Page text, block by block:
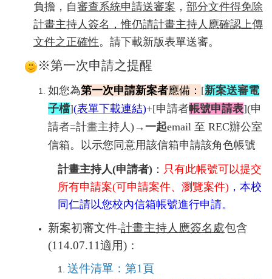
負擔，自 審查系統申請送審案 ， 部分文件得免除
計畫主持人簽名，惟仍請計畫主持人應確認上傳
文件之正確性。請下載新版表單送審。
※第一次申請之提醒
如您為第一次申請新案者應備： [新案送審電
子檔](表單下載連結)+[申請者帳號申請表](申
請者=計畫主持人)→一起email 至 REC辦公室
信箱。
以示您同意用該信箱申請該角色帳號
計畫主持人(申請者) ： 只有此帳號可以提交
所有申請案(可申請案件、瀏覽案件) ，本校
同仁請以您校內信箱帳號進行申請。
新案初審文件-計畫主持人應簽名處包含
(114.07.11適用)：
送件清單： 第1頁